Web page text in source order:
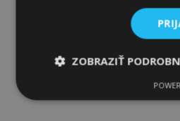
ZOBRAZIŤ
potrebné